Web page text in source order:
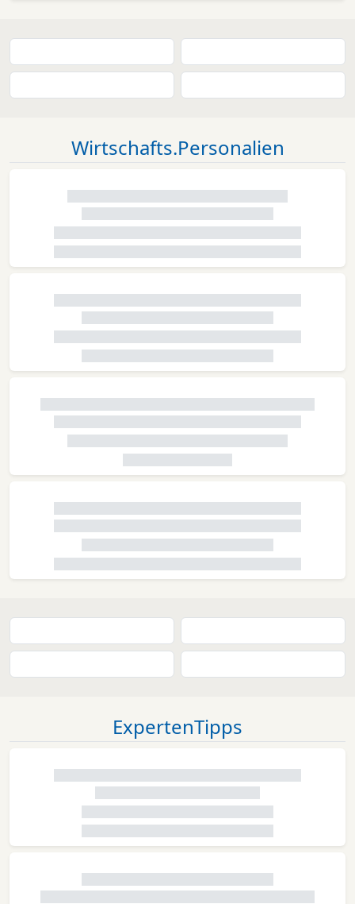
Wirtschafts.Personalien
ExpertenTipps